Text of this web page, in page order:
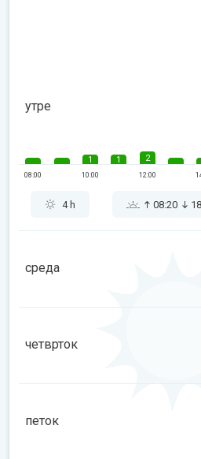
утре
08:00
1
10:00
1 2
12:00
4 h 08:20
среда
четврток
петок